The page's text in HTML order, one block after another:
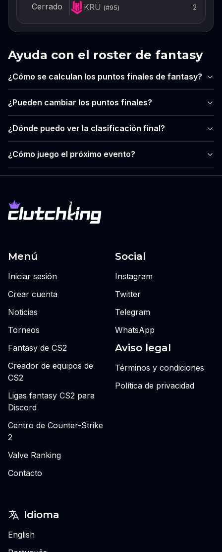
Cerrado
KRÜ (#95) 2
Ayuda con el roster de fantasy
¿Cómo se calculan los puntos finales de fantasy?
¿Pueden cambiar los puntos finales?
¿Dónde puedo ver la clasificación final?
¿Cómo juego el próximo evento?
Menú
Iniciar sesión
Crear cuenta
Noticias
Torneos
Fantasy de CS2
Creador de equipos de
CS2
Ligas fantasy CS2 para
Discord
Centro de Counter-Strike
2
Valve Ranking
Contacto
Social
Instagram
Twitter
Telegram
WhatsApp
Aviso legal
Términos y condiciones
Política de privacidad
Idioma
English